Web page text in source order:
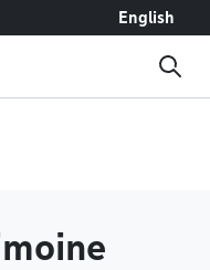
English